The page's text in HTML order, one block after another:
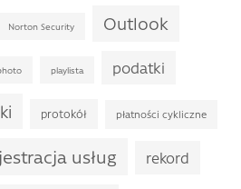
Norton Security Outlook
playlista podatki
protokół płatności cykliczne
usług rekord